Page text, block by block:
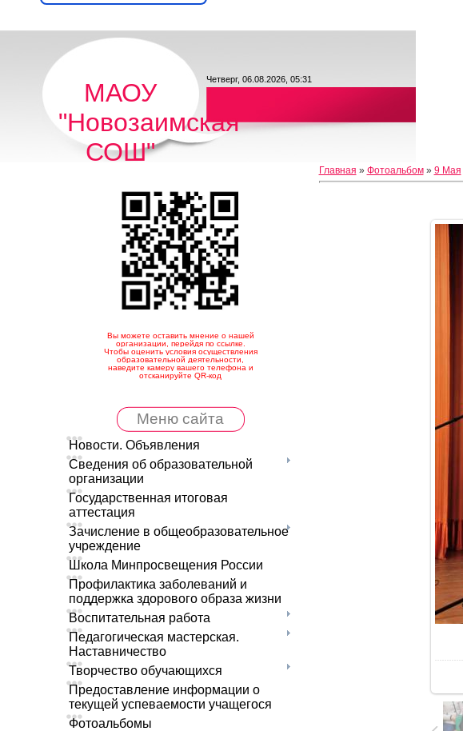
МАОУ
"Новозаимская
СОШ"
Четверг, 06.08.2026, 05:31
Вы можете оставить мнение о нашей
организации, перейдя по ссылке.
Чтобы оценить условия осуществления
образовательной деятельности,
наведите камеру вашего телефона и
отсканируйте QR-код
Меню сайта
Новости. Объявления
Сведения об образовательной
организации
Государственная итоговая
аттестация
Зачисление в общеобразовательное
учреждение
Школа Минпросвещения России
Профилактика заболеваний и
поддержка здорового образа жизни
Воспитательная работа
Педагогическая мастерская.
Наставничество
Творчество обучающихся
Предоставление информации о
текущей успеваемости учащегося
Фотоальбомы
Главная » Фотоальбом» 9 Мая